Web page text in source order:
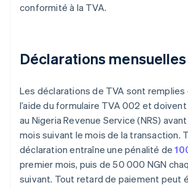
conformité à la TVA.
Déclarations
Les déclarations de TVA sont remplies
l’aide du formulaire TVA 002 et
au Nigeria Revenue Service (NRS)
mois suivant le mois de la transaction.
déclaration entraîne une pénalité de
premier mois, puis de 50 000 NGN
suivant. Tout retard de paiement peut